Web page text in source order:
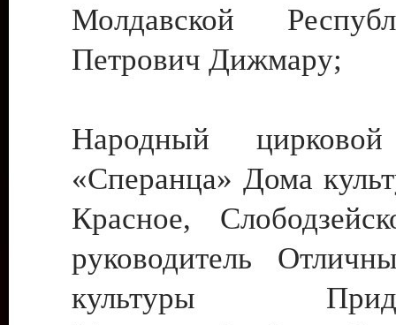
Молдавской
Петрович Дижмару;
Народный цирковой
«Сперанца» Дома
Красное,
руководитель
культуры